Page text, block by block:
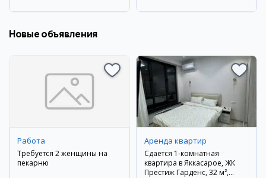
Новые объявления
Работа
Требуется 2 женщины на
пекарню
Аренда квартир
Сдается 1-комнатная
квартира в Яккасарое, ЖК
Престиж Гарденс, 32 м²,